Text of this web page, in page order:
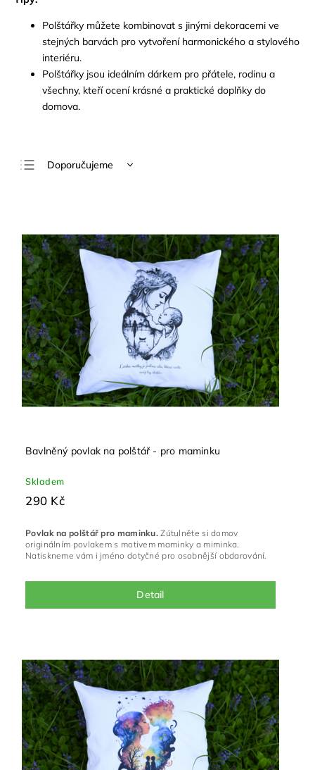
Polštářky můžete kombinovat s jinými dekoracemi ve
stejných barvách pro vytvoření harmonického a stylového
interiéru.
Polštářky jsou ideálním dárkem pro přátele, rodinu a
všechny, kteří ocení krásné a praktické doplňky do
domova.
Doporučujeme
Nejprodávanější
Abecedně
Bavlněný povlak na polštář - pro maminku
Skladem
290 Kč
Detail
Povlak na polštář pro maminku.Zútulněte si domov
originálním povlakem s motivem maminky a miminka.
Natiskneme vám i jméno dotyčné pro osobnější obdarování.